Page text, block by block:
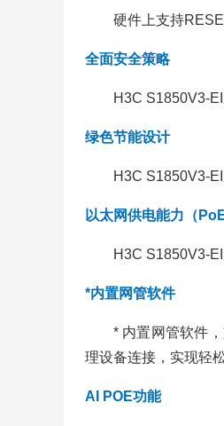
硬件上支持
全面安全策略
H3C S1850V3-EI
绿色节能设计
H3C S1850V3-EI
以太网供电能力（
H3C S1850V3-
*内置网管软件
* 内置网管软件
理设备连接，实现轻
AI POE功能